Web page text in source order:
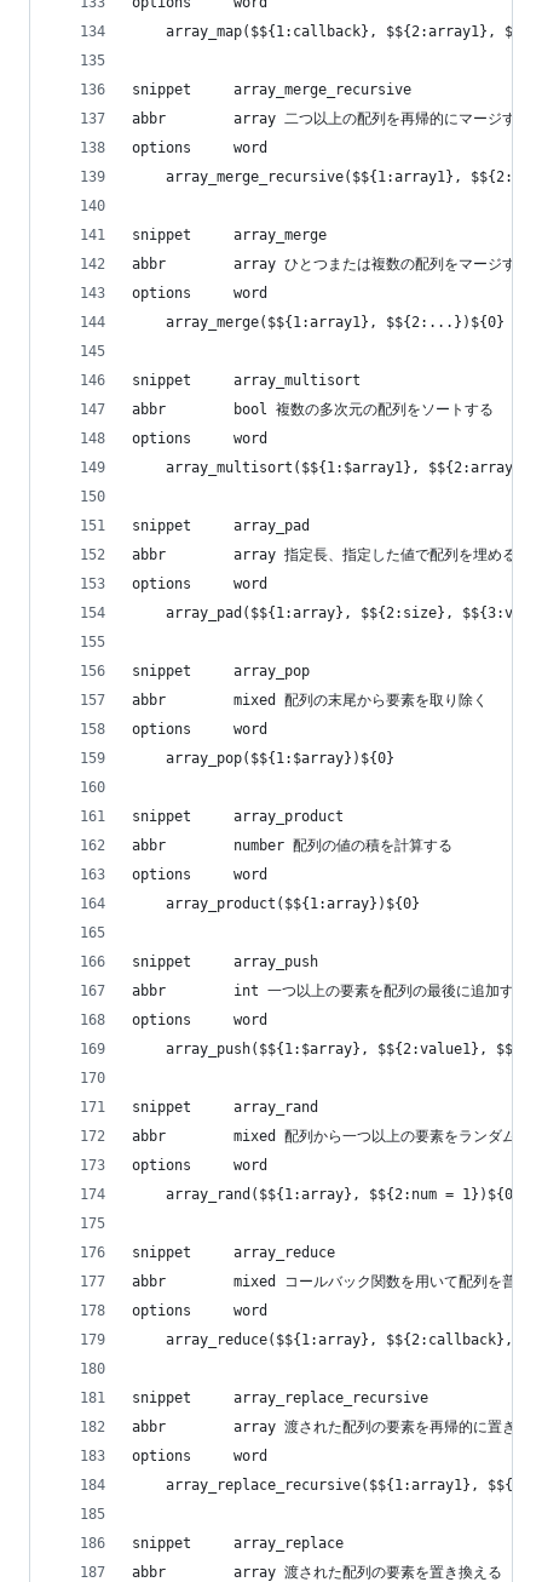
array_map($${1:callback}, $${2:array1},
snippet     array_merge_recursive
abbr        array 二つ以上の配列を再帰的にマージする
options     word
array_merge_recursive($${1:array1},
snippet     array_merge
abbr        array ひとつまたは複数の配列をマージする
options     word
    array_merge($${1:array1}, $${2:...})${0}
snippet     array_multisort
abbr        bool 複数の多次元の配列をソートする
options     word
array_multisort($${1:$array1},
snippet     array_pad
abbr        array 指定長、指定した値で配列を埋める
options     word
array_pad($${1:array}, $${2:size},
snippet     array_pop
abbr        mixed 配列の末尾から要素を取り除く
options     word
    array_pop($${1:$array})${0}
snippet     array_product
abbr        number 配列の値の積を計算する
options     word
    array_product($${1:array})${0}
snippet     array_push
abbr        int 一つ以上の要素を配列の最後に追加する
options     word
array_push($${1:$array}, $${2:value1},
snippet     array_rand
abbr        mixed 配列から一つ以上の要素をランダムに
options     word
    array_rand($${1:array}, $${2:num = 1})${0}
snippet     array_reduce
abbr        mixed コールバック関数を用いて配列を普通の
options     word
array_reduce($${1:array}, $${2:callback},
snippet     array_replace_recursive
abbr        array 渡された配列の要素を再帰的に置き換
options     word
array_replace_recursive($${1:array1},
snippet     array_replace
abbr        array 渡された配列の要素を置き換える